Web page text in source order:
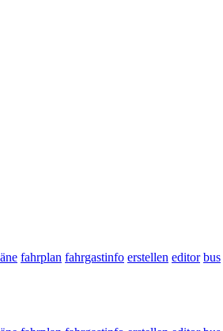
fahrplan fahrgastinfo erstellen editor bus